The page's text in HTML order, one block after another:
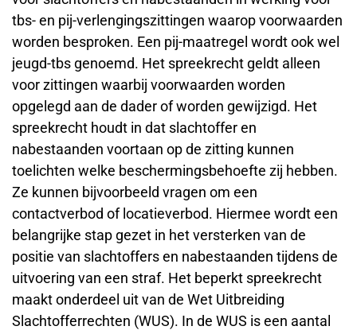
tbs- en pij-verlengingszittingen waarop voorwaarden
worden besproken. Een pij-maatregel wordt ook wel
jeugd-tbs genoemd. Het spreekrecht geldt alleen
voor zittingen waarbij voorwaarden worden
opgelegd aan de dader of worden gewijzigd. Het
spreekrecht houdt in dat slachtoffer en
nabestaanden voortaan op de zitting kunnen
toelichten welke beschermingsbehoefte zij hebben.
Ze kunnen bijvoorbeeld vragen om een
contactverbod of locatieverbod. Hiermee wordt een
belangrijke stap gezet in het versterken van de
positie van slachtoffers en nabestaanden tijdens de
uitvoering van een straf. Het beperkt spreekrecht
maakt onderdeel uit van de Wet Uitbreiding
Slachtofferrechten (WUS). In de WUS is een aantal